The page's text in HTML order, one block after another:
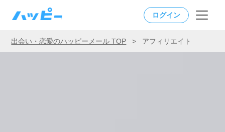
ログイン
出会い・恋愛のハッピーメール TOP > アフィリエイト